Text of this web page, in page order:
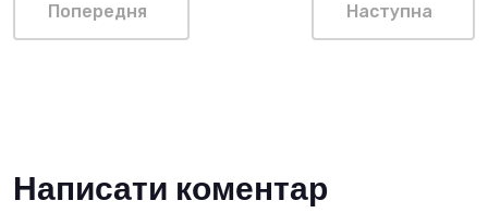
Попередня Наступна
Написати коментар